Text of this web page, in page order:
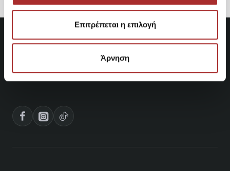
Επιτρέπεται η επιλογή
Άρνηση